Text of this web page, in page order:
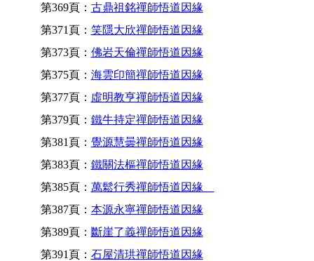
第369頁： 古鼎祖銘禪師悟道因緣
第371頁： 笑隱大欣禪師悟道因緣
第373頁： 佛岩天倫禪師悟道因緣
第375頁： 海雲印簡禪師悟道因緣
第377頁： 虛明教亨禪師悟道因緣
第379頁： 鐵牛持定禪師悟道因緣
第381頁： 覺源慧曇禪師悟道因緣
第383頁： 鐵關法樞禪師悟道因緣
第385頁： 萬鬆行秀禪師悟道因緣
第387頁： 本源永寧禪師悟道因緣
第389頁： 斷崖了義禪師悟道因緣
第391頁： 石屋清珙禪師悟道因緣